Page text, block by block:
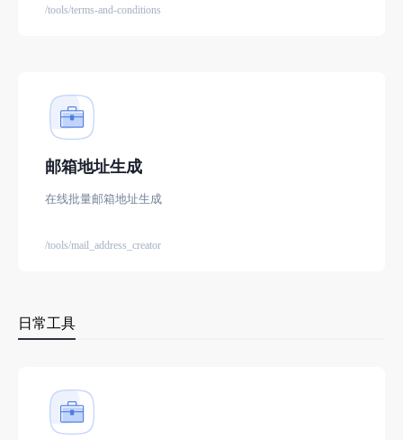
/tools/terms-and-conditions
邮箱地址生成
在线批量邮箱地址生成
/tools/mail_address_creator
日常工具